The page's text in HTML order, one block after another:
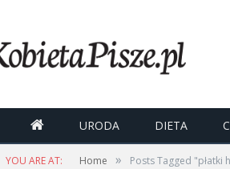
 URODA DIETA
YOU ARE AT: Home » Posts Tagged "płatki